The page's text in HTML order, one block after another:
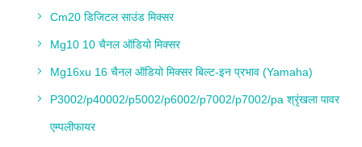
Cm20 डिजिटल साउंड मिक्सर
Mg10 10 चैनल ऑडियो मिक्सर
Mg16xu 16 चैनल ऑडियो मिक्सर बिल्ट-इन प्रभाव (Yamaha)
P3002/p40002/p5002/p6002/p7002/p7002/pa श्रृंखला पावर
एम्पलीफायर